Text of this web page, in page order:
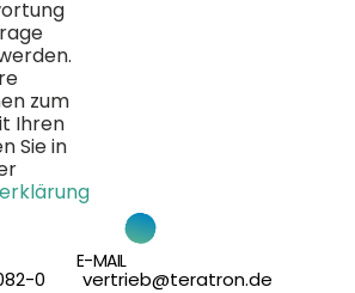
zum
Ihren
Sie in
0
E-MAIL
vertrieb@teratron.de